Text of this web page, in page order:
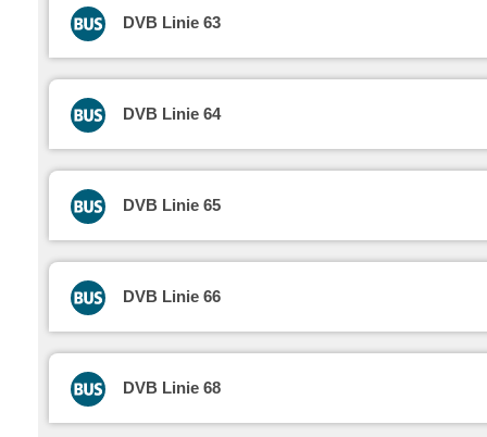
DVB Linie 63
DVB Linie 64
DVB Linie 65
DVB Linie 66
DVB Linie 68